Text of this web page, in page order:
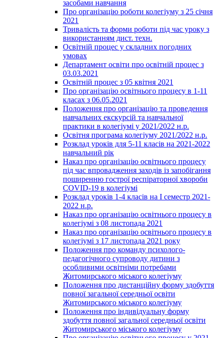
засобами навчання
Про організацію роботи колегіуму з 25 січня
2021
Тривалість та форми роботи під час уроку з
використанням дист. техн.
Освітній процес у складних погодних
умовах
Департамент освіти про освітній процес з
03.03.2021
Освітній процес з 05 квітня 2021
Про організацію освітнього процесу в 1-11
класах з 06.05.2021
Положення про організацію та проведення
навчальних екскурсій та навчальної
практики в колегіумі у 2021/2022 н.р.
Освітня програма колегіуму 2021/2022 н.р.
Розклад уроків для 5-11 класів на 2021-2022
навчальний рік
Наказ про організацію освітнього процесу
під час впровадження заходів із запобігання
поширенню гострої респіраторної хвороби
COVID-19 в колегіумі
Розклад уроків 1-4 класів на І семестр 2021-
2022 н.р.
Наказ про організацію освітнього процесу в
колегіумі з 08 листопада 2021
Наказ про організацію освітнього процесу в
колегіумі з 17 листопада 2021 року
Положення про команду психолого-
педагогічного супроводу дитини з
особливими освітніми потребами
Житомирського міського колегіуму
Положення про дистанційну форму здобуття
повної загальної середньої освіти
Житомирського міського колегіуму
Положення про індивідуальну форму
здобуття повної загальної середньої освіти
Житомирського міського колегіуму